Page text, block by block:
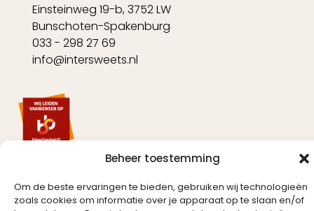
Beheer toestemming
Om de beste ervaringen te bieden, gebruiken wij technologieën
zoals cookies om informatie over je apparaat op te slaan en/of
Einsteinweg 19-b, 3752 LW
Bunschoten-Spakenburg
033 - 298 27 69
info@intersweets.nl